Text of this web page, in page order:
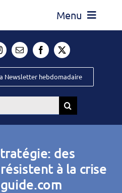
Menu
Newsletter hebdomadaire
des
à la crise